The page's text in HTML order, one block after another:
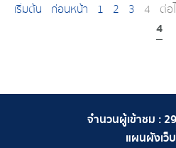
เริ่มต้น ก่อนหน้า 1 2 3 4 ต่อ
4
จำนวนผู้เข้าชม :
แผนผังเว็